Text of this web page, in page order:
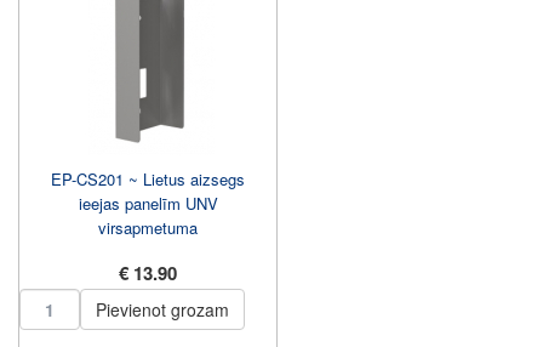
EP-CS201 ~ Lietus aizsegs
ieejas panelīm UNV
virsapmetuma
€ 13.90
Pievienot grozam